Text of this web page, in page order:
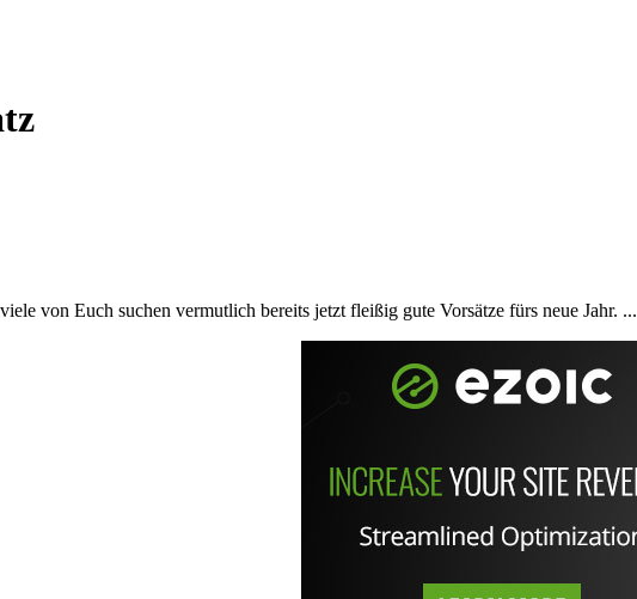
von Euch suchen vermutlich bereits jetzt fleißig gute Vorsätze fürs neue Jahr. ...